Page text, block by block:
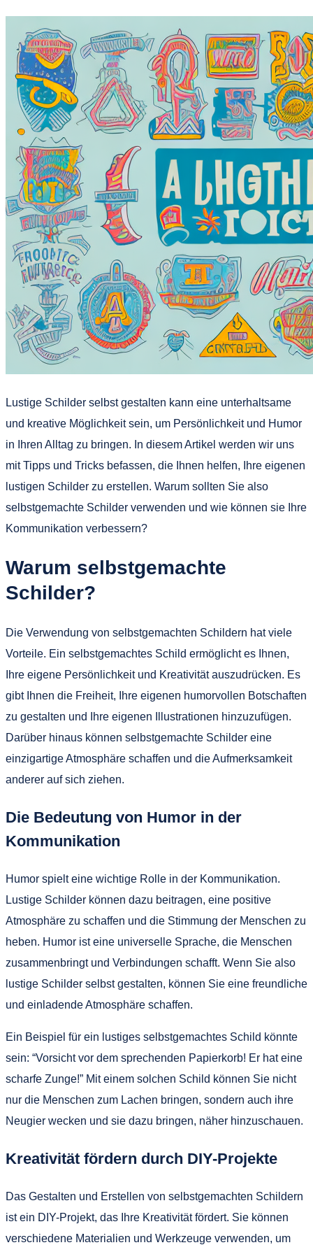
Lustige Schilder selbst gestalten kann eine unterhaltsame
und kreative Möglichkeit sein, um Persönlichkeit und Humor
in Ihren Alltag zu bringen. In diesem Artikel werden wir uns
mit Tipps und Tricks befassen, die Ihnen helfen, Ihre eigenen
lustigen Schilder zu erstellen. Warum sollten Sie also
selbstgemachte Schilder verwenden und wie können sie Ihre
Kommunikation verbessern?
Warum selbstgemachte
Schilder?
Die Verwendung von selbstgemachten Schildern hat viele
Vorteile. Ein selbstgemachtes Schild ermöglicht es Ihnen,
Ihre eigene Persönlichkeit und Kreativität auszudrücken. Es
gibt Ihnen die Freiheit, Ihre eigenen humorvollen Botschaften
zu gestalten und Ihre eigenen Illustrationen hinzuzufügen.
Darüber hinaus können selbstgemachte Schilder eine
einzigartige Atmosphäre schaffen und die Aufmerksamkeit
anderer auf sich ziehen.
Die Bedeutung von Humor in der
Kommunikation
Humor spielt eine wichtige Rolle in der Kommunikation.
Lustige Schilder können dazu beitragen, eine positive
Atmosphäre zu schaffen und die Stimmung der Menschen zu
heben. Humor ist eine universelle Sprache, die Menschen
zusammenbringt und Verbindungen schafft. Wenn Sie also
lustige Schilder selbst gestalten, können Sie eine freundliche
und einladende Atmosphäre schaffen.
Ein Beispiel für ein lustiges selbstgemachtes Schild könnte
sein: “Vorsicht vor dem sprechenden Papierkorb! Er hat eine
scharfe Zunge!” Mit einem solchen Schild können Sie nicht
nur die Menschen zum Lachen bringen, sondern auch ihre
Neugier wecken und sie dazu bringen, näher hinzuschauen.
Kreativität fördern durch DIY-Projekte
Das Gestalten und Erstellen von selbstgemachten Schildern
ist ein DIY-Projekt, das Ihre Kreativität fördert. Sie können
verschiedene Materialien und Werkzeuge verwenden, um